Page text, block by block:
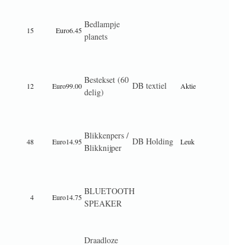
15 Euro6.45
Bedlampje
planets
12 Euro99.00
Bestekset (60
delig)
DB textiel Aktie
48 Euro14.95
Blikkenpers /
Blikknijper
DB Holding Leuk
4 Euro14.75
BLUETOOTH
SPEAKER
Draadloze